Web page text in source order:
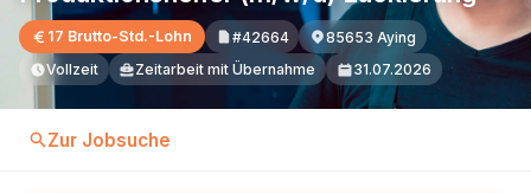
17 Brutto-Std.-Lohn #42664
85653 Aying
Vollzeit
Zeitarbeit mit Übernahme 31.07.2026
Zur Jobsuche